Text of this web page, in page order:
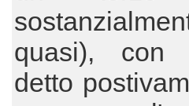
quasi), con
detto